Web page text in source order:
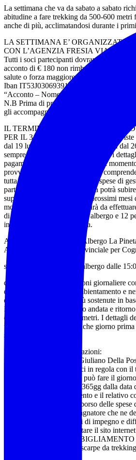
La settimana che va da sabato a sabato
abitudine a fare trekking da 500-600 metri
anche di più, acclimatandosi durante i
LA SETTIMANA E’ ORGANIZZATA
CON L’AGENZIA FRESIA VIAGGI
Tutti i soci partecipanti dovranno versare
acconto di € 180 non rimborsabile se non
salute o forza maggiore all’agenzia: Intesa
Iban IT53J0306939170100000004674,
“Acconto – Nome e Cognome
N.B Prima di procedere con la
gli accompagnatori.
IL TERMINE ULTIMO PER LE
PER IL 31 MAGGIO 2025. Sono previste
dal 19 luglio al 26 luglio e la seconda dal
sempre da sabato a sabato. Per tutti i
pagamento vi verrà comunicato al
provvisoria sarà di 750 euro che
tutta la settimana e tutte le altre spese di
partecipazione. La stessa quota potrà
superiore. Vi aggiornerò nei prossimi
momento dell’iscrizione ci sarà da
di 112 euro, di cui 100 per l’albergo e 12
intermediaria con la struttura.
Appuntamento sul posto: Albergo La
Aymavilles(AO), sulla provinciale per
sabato 19 luglio arrivo in albergo dalle
dal 20 al 25 luglio escursioni giornaliere
escursione facile come ambientamento e
difficoltà gradualmente più sostenute in
Faremo sentieri ad anello o andata e
quota o vette oltre i 3000 metri. I dettagli
verranno comunicate qualche giorno
settimana ver
Per informazioni e prenotazioni:
wa.me/+393473215279
Giuliano Della
L’evento è riservato ai soci in regola con
tessera obbligatoria che si può fare il
di 15 euro con validità di 365gg dalla data
L’organizzazione dell’evento e il relativo
partecipazione, quale rimborso delle
competenza dell’accompagnatore che ne
funzione dei diversi livelli di impegno e
Per le altre escursioni visitare il sito internet
COSA PORTARE e ABBIGLIAMENTO
Obbligatorio l’utilizzo di scarpe da